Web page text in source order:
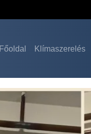
Főoldal Klímaszerelés